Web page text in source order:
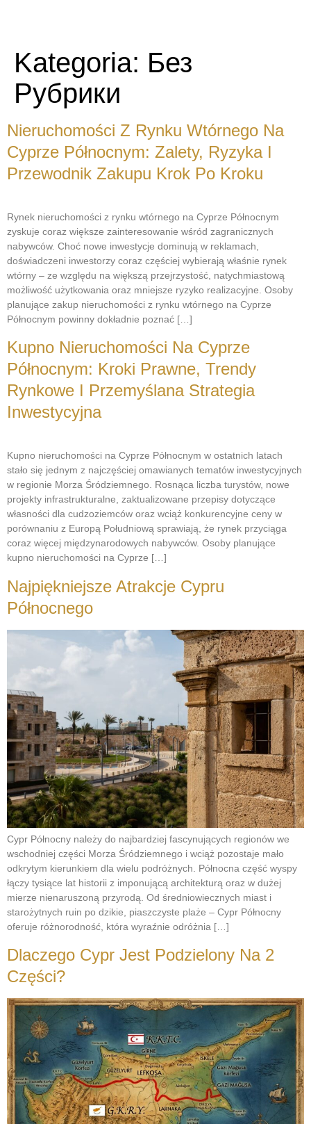
Kategoria: Без
Рубрики
Nieruchomości Z Rynku Wtórnego Na
Cyprze Północnym: Zalety, Ryzyka I
Przewodnik Zakupu Krok Po Kroku
Rynek nieruchomości z rynku wtórnego na Cyprze Północnym
zyskuje coraz większe zainteresowanie wśród zagranicznych
nabywców. Choć nowe inwestycje dominują w reklamach,
doświadczeni inwestorzy coraz częściej wybierają właśnie rynek
wtórny – ze względu na większą przejrzystość, natychmiastową
możliwość użytkowania oraz mniejsze ryzyko realizacyjne. Osoby
planujące zakup nieruchomości z rynku wtórnego na Cyprze
Północnym powinny dokładnie poznać […]
Kupno Nieruchomości Na Cyprze
Północnym: Kroki Prawne, Trendy
Rynkowe I Przemyślana Strategia
Inwestycyjna
Kupno nieruchomości na Cyprze Północnym w ostatnich latach
stało się jednym z najczęściej omawianych tematów inwestycyjnych
w regionie Morza Śródziemnego. Rosnąca liczba turystów, nowe
projekty infrastrukturalne, zaktualizowane przepisy dotyczące
własności dla cudzoziemców oraz wciąż konkurencyjne ceny w
porównaniu z Europą Południową sprawiają, że rynek przyciąga
coraz więcej międzynarodowych nabywców. Osoby planujące
kupno nieruchomości na Cyprze […]
Najpiękniejsze Atrakcje Cypru
Północnego
Cypr Północny należy do najbardziej fascynujących regionów we
wschodniej części Morza Śródziemnego i wciąż pozostaje mało
odkrytym kierunkiem dla wielu podróżnych. Północna część wyspy
łączy tysiące lat historii z imponującą architekturą oraz w dużej
mierze nienaruszoną przyrodą. Od średniowiecznych miast i
starożytnych ruin po dzikie, piaszczyste plaże – Cypr Północny
oferuje różnorodność, która wyraźnie odróżnia […]
Dlaczego Cypr Jest Podzielony Na 2
Części?